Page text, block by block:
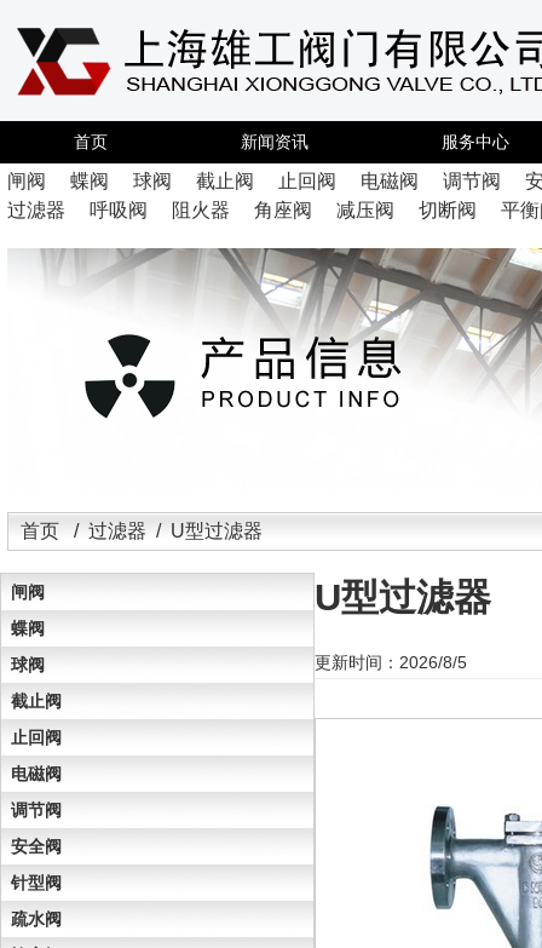
首页 新闻资讯 服务中心
闸阀 蝶阀 球阀 截止阀 止回阀 电磁阀 调节阀
过滤器
呼吸阀 阻火器 角座阀 减压阀 切断阀 平
首页 / 过滤器 / U型过滤器
闸阀
蝶阀
球阀
截止阀
止回阀
电磁阀
调节阀
安全阀
针型阀
疏水阀
U型过滤器
更新时间：2026/8/5